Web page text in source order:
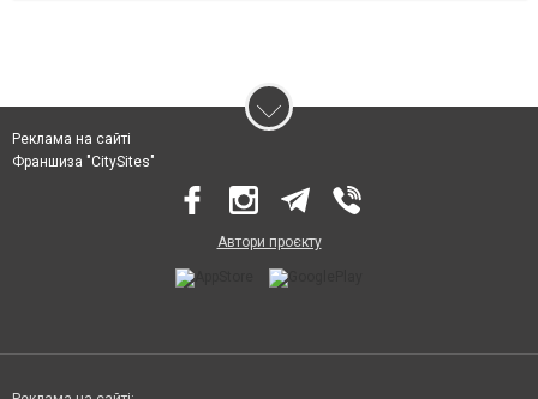
Реклама на сайті
Франшиза "CitySites"
Автори проєкту